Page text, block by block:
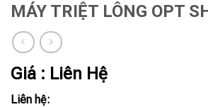
MÁY TRIỆT LÔNG OPT
Giá : Liên Hệ
Liên hệ: